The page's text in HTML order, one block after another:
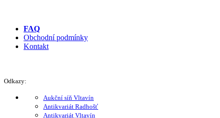
FAQ
Obchodní podmínky
Kontakt
Odkazy:
Aukční síň Vltavín
Antikvariát Radhošť
Antikvariát Vltavín